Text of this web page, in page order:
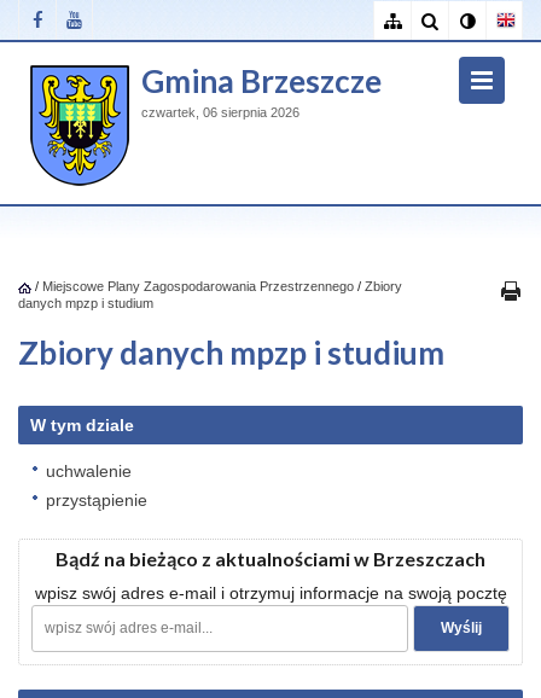
Gmina Brzeszcze
czwartek, 06 sierpnia 2026
/ Miejscowe Plany Zagospodarowania Przestrzennego / Zbiory
danych mpzp i studium
Zbiory danych mpzp i studium
W tym dziale
uchwalenie
przystąpienie
Bądź na bieżąco z aktualnościami w Brzeszczach
wpisz swój adres e-mail i otrzymuj informacje na swoją pocztę